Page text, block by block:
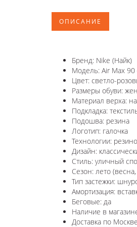
ОПИСАНИЕ
Бренд: Nike (Найк)
Модель: Air Max 90
Цвет: светло-
Размеры обуви:
Материал верха:
Подкладка:
Подошва: резина
Логотип: галочка
Технологии:
Дизайн:
Стиль: уличный
Сезон: лето
Тип застежки:
Амортизация:
Беговые: да
Наличие в
Доставка по